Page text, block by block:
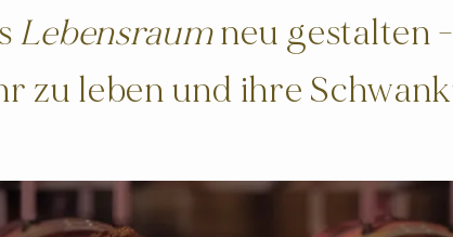
Lebensraumneu gestalten
zu leben und ihre